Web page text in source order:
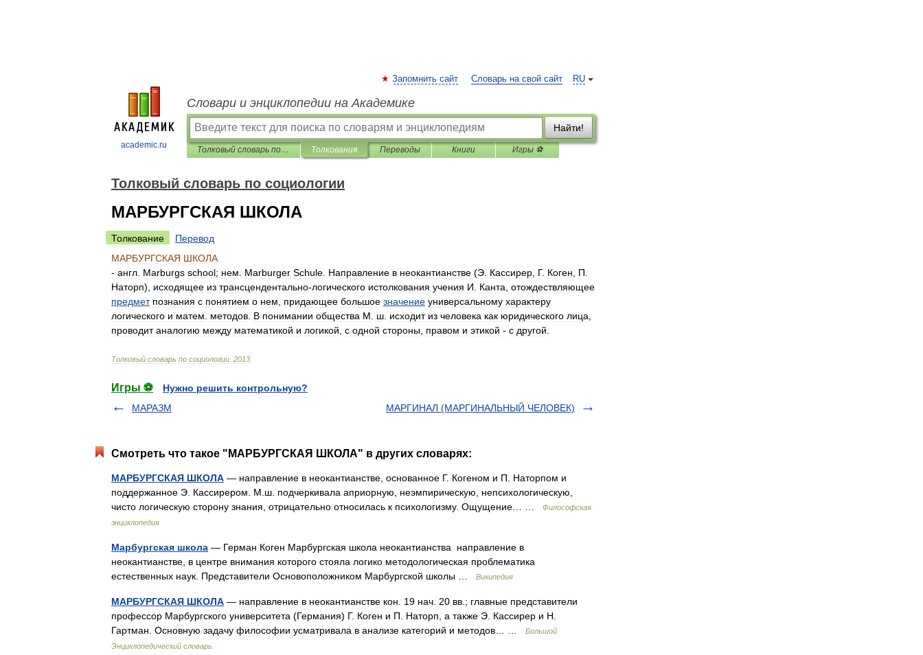
academic.ru
RU
Запомнить сайт Словарь на свой сайт
Словари и энциклопедии на Академике
Найти!
Толковый словарь по социологии Толкования Переводы Книги Игры ⚽
Толковый словарь по социологии
МАРБУРГСКАЯ ШКОЛА
Толкование
Перевод
МАРБУРГСКАЯ ШКОЛА
- англ Marburgs school; нем Marburger Schule Направление в неокантианстве (Э Кассирер Г. Коген П
Наторп), исходящее из трансцендентально-логического истолкования учения И Канта отождествляющее
предмет познания с понятием о нем придающее большое значение универсальному характеру
логического и матем методов В понимании общества М ш исходит из человека как юридического лица
проводит аналогию между математикой и логикой с одной стороны правом и этикой - с другой
Толковый словарь по социологии 2013
Игры ⚽
Нужно решить контрольную?
МАРАЗМ
МАРГИНАЛ (МАРГИНАЛЬНЫЙ ЧЕЛОВЕК)
Смотреть что такое "МАРБУРГСКАЯ ШКОЛА" в других словарях:
МАРБУРГСКАЯ ШКОЛА — направление в неокантианстве, основанное Г. Когеном и П. Наторпом и
поддержанное Э. Кассирером. М.ш. подчеркивала априорную, неэмпирическую, непсихологическую,
чисто логическую сторону знания, отрицательно относилась к психологизму. Ощущение… …
Философская
энциклопедия
Марбургская школа — Герман Коген Марбургская школа неокантианства направление в
неокантианстве, в центре внимания которого стояла логико методологическая проблематика
естественных наук. Представители Основоположником Марбургской школы …
Википедия
МАРБУРГСКАЯ ШКОЛА — направление в неокантианстве кон. 19 нач. 20 вв.; главные представители
профессор Марбургского университета (Германия) Г. Коген и П. Наторп, а также Э. Кассирер и Н.
Гартман. Основную задачу философии усматривала в анализе категорий и методов… …
Большой
Энциклопедический словарь